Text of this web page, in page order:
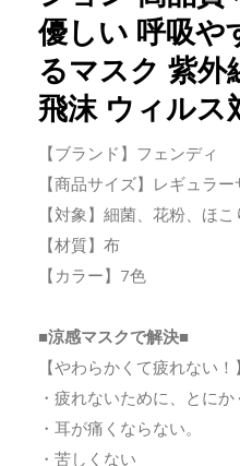
優しい 呼吸や
るマスク 紫外
飛沫 ウィルス
【ブランド】フェンディ
【商品サイズ】レギュラ
【対象】細菌、花粉、ほ
【材質】布
【カラー】7色
■涼感マスクで解決■
【やわらかくて疲れない！】
・疲れないために、とに
・耳が痛くならない。
・苦しくない